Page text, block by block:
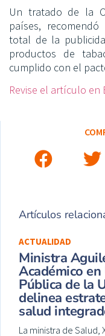
Un tratado de la
países,
total de la
productos de
cumplido con el
Revise el artículo
Artículos
ACTUALIDAD
Ministra
Académico
Pública de la
delinea
salud
La ministra de Salud,